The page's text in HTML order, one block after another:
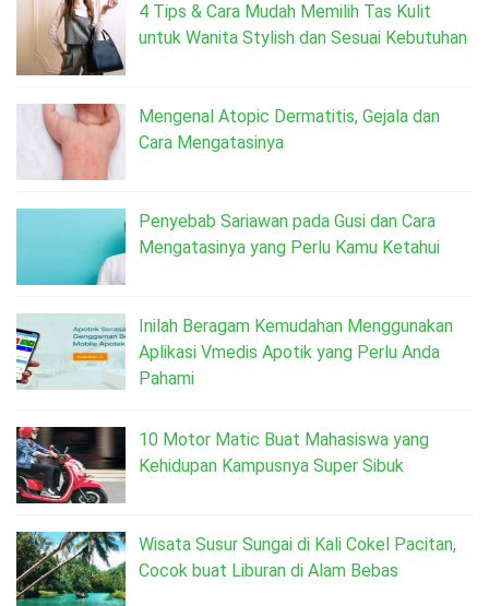
4 Tips & Cara Mudah Memilih Tas Kulit
untuk Wanita Stylish dan Sesuai Kebutuhan
Mengenal Atopic Dermatitis, Gejala dan
Cara Mengatasinya
Penyebab Sariawan pada Gusi dan Cara
Mengatasinya yang Perlu Kamu Ketahui
Inilah Beragam Kemudahan Menggunakan
Aplikasi Vmedis Apotik yang Perlu Anda
Pahami
10 Motor Matic Buat Mahasiswa yang
Kehidupan Kampusnya Super Sibuk
Wisata Susur Sungai di Kali Cokel Pacitan,
Cocok buat Liburan di Alam Bebas